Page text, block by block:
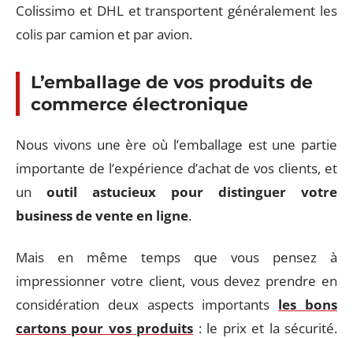
Colissimo et DHL et transportent généralement les
colis par camion et par avion.
L’emballage de vos produits de
commerce électronique
Nous vivons une ère où l’emballage est une partie
importante de l’expérience d’achat de vos clients, et
un outil astucieux pour distinguer votre
business de vente en ligne.
Mais en même temps que vous pensez à
impressionner votre client, vous devez prendre en
considération deux aspects importants les bons
cartons pour vos produits : le prix et la sécurité.